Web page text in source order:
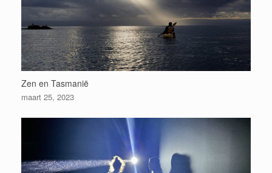
Zen en Tasmanië
maart 25, 2023